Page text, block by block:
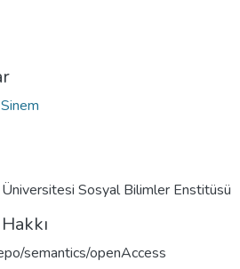
Üniversitesi Sosyal Bilimler Enstitüsü
semantics/openAccess